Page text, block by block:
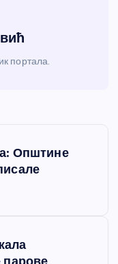
портала.
Општине